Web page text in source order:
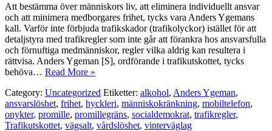
Att bestämma över människors liv, att eliminera individuellt ansvar
och att minimera medborgares frihet, tycks vara Anders Ygemans
kall. Varför inte förbjuda trafikskador (trafikolyckor) istället för att
detaljstyra med trafikregler som inte går att förankra hos ansvarsfulla
och förnuftiga medmänniskor, regler vilka aldrig kan resultera i
rättvisa. Anders Ygeman [S], ordförande i trafikutskottet, tycks
behöva… Read More »
Category: Uncategorized Etiketter: alkohol, Anders Ygeman,
ansvarslöshet, frihet, hyckleri, människokränkning, mobiltelefon,
onykter, promille, promillegräns, socialdemokrat, trafikregler,
Trafikutskottet, vägsalt, vårdslöshet, vinterväglag